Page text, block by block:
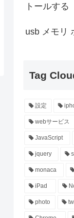
トールする
usb メモリ
Tag
設定
webサービス
JavaScript
jquery
monaca
iPad
photo